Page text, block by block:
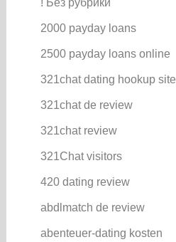
! Без рубрики
2000 payday loans
2500 payday loans online
321chat dating hookup site
321chat de review
321chat review
321Chat visitors
420 dating review
abdlmatch de review
abenteuer-dating kosten